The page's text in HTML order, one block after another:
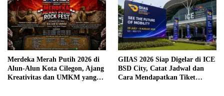
Merdeka Merah Putih 2026 di
Alun-Alun Kota Cilegon, Ajang
Kreativitas dan UMKM yang
GIIAS 2026 Siap Digelar di ICE
BSD City, Catat Jadwal dan
Cara Mendapatkan Tiket